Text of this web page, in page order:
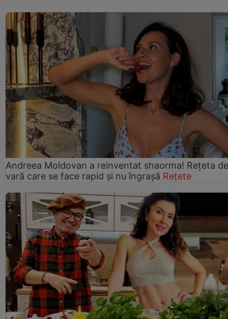
Andreea Moldovan a reinventat shaorma! Rețeta de
vară care se face rapid și nu îngrașă Rețete